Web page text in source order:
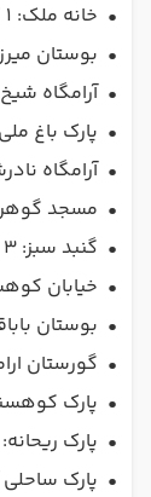
• خانه ملک: ۱ کیلومتر
• بوستان میرزا
• آرامگاه شیخ
• پارک باغ ملی: ۲
• آرامگاه نادرشاه
• مسجد گوهرشاد: ۲
• گنبد سبز: ۳ کیلومتر
• خیابان کوهسنگی:
• بوستان باباقدرت:
• گورستان ارامنه: ۵
• پارک کوهسنگی: ۶
• پارک ریحانه: ۸ کیلومتر
• پارک ساحلی آفتاب: